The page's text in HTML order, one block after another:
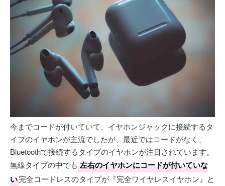
今までコードが付いていて、イヤホンジャックに接続するタ
イプのイヤホンが主流でしたが、最近ではコードがなく、
Bluetoothで接続するタイプのイヤホンが注目されています。
無線タイプの中でも 左右のイヤホンにコードが付いていな
い完全コードレスのタイプが『完全ワイヤレスイヤホン』と